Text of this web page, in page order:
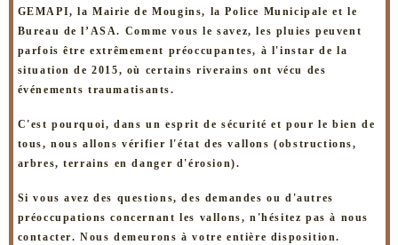
GEMAPI, la Mairie de Mougins, la Police Municipale et le
Bureau de l’ASA. Comme vous le savez, les pluies peuvent
parfois être extrêmement préoccupantes, à l'instar de la
situation de 2015, où certains riverains ont vécu des
événements traumatisants.
C'est pourquoi, dans un esprit de sécurité et pour le bien de
tous, nous allons vérifier l'état des vallons (obstructions,
arbres, terrains en danger d'érosion).
Si vous avez des questions, des demandes ou d'autres
préoccupations concernant les vallons, n'hésitez pas à nous
contacter. Nous demeurons à votre entière disposition.